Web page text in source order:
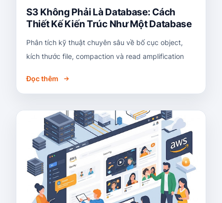
S3 Không Phải Là Database: Cách
Thiết Kế Kiến Trúc Như Một Database
Phân tích kỹ thuật chuyên sâu về bố cục object,
kích thước file, compaction và read amplification
Đọc thêm